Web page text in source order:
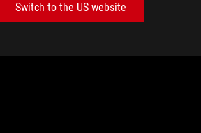
Switch to the US website